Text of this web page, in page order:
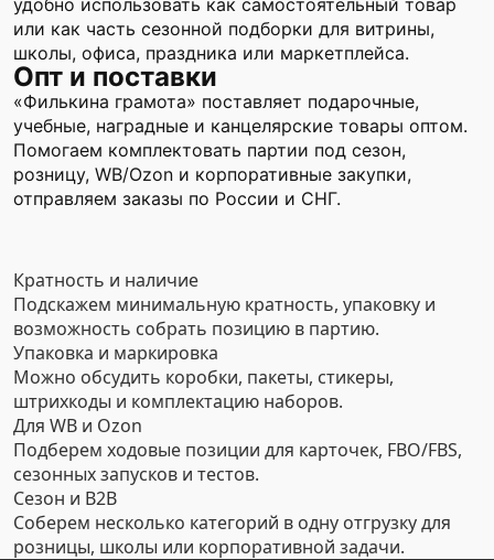
удобно использовать как самостоятельный товар
или как часть сезонной подборки для витрины,
школы, офиса, праздника или маркетплейса.
Опт и поставки
«Филькина грамота» поставляет подарочные,
учебные, наградные и канцелярские товары оптом.
Помогаем комплектовать партии под сезон,
розницу, WB/Ozon и корпоративные закупки,
отправляем заказы по России и СНГ.
Кратность и наличие
Подскажем минимальную кратность, упаковку и
возможность собрать позицию в партию.
Упаковка и маркировка
Можно обсудить коробки, пакеты, стикеры,
штрихкоды и комплектацию наборов.
Для WB и Ozon
Подберем ходовые позиции для карточек, FBO/FBS,
сезонных запусков и тестов.
Сезон и B2B
Соберем несколько категорий в одну отгрузку для
розницы, школы или корпоративной задачи.